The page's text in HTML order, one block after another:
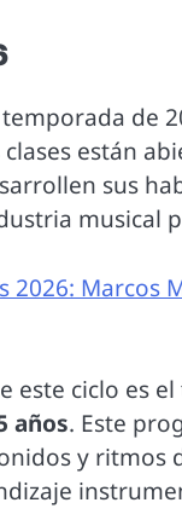
de
clases están
sus
musical
2026: Marcos
este ciclo es
años. Este
y ritmos